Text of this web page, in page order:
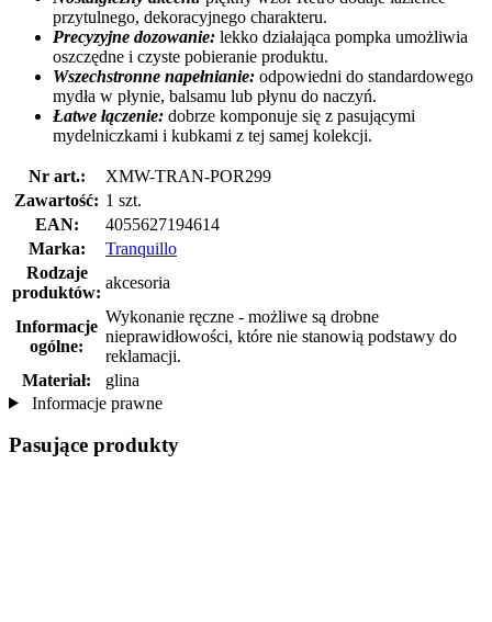
przytulnego, dekoracyjnego charakteru.
Precyzyjne dozowanie: lekko działająca pompka umożliwia
oszczędne i czyste pobieranie produktu.
Wszechstronne napełnianie: odpowiedni do standardowego
mydła w płynie, balsamu lub płynu do naczyń.
Łatwe łączenie: dobrze komponuje się z pasującymi
mydelniczkami i kubkami z tej samej kolekcji.
Nr art.:
XMW-TRAN-POR299
Zawartość: 1 szt.
EAN:
4055627194614
Marka:
Tranquillo
Rodzaje
produktów:
akcesoria
Informacje
ogólne:
Wykonanie ręczne - możliwe są drobne
nieprawidłowości, które nie stanowią podstawy do
reklamacji.
Materiał:
glina
Informacje prawne
Pasujące produkty